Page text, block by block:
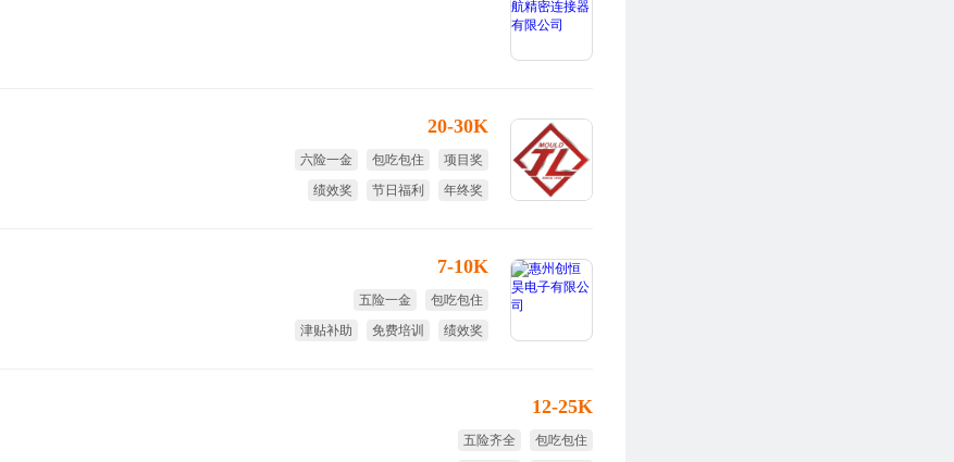
20-30K
六险一金 包吃包住
项目奖
绩效奖
节日福利 年终奖
7-10K
五险一金
包吃包住
津贴补助
免费培训
绩效奖
12-25K
五险齐全
包吃包住